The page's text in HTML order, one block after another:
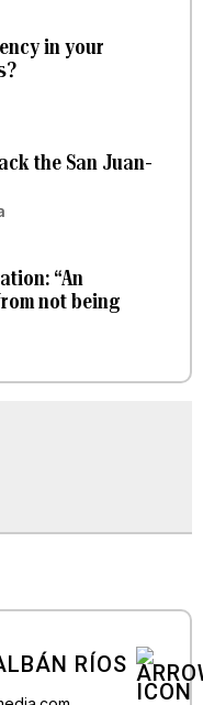
in your
the San Juan-
“An
not being
RÍOS